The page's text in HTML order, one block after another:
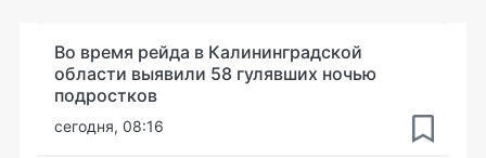
Во время рейда в Калининградской
области выявили 58 гулявших ночью
подростков
сегодня, 08:16